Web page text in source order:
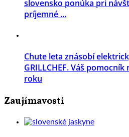
slovensko ponúka pri
príjemné ...
Chute leta znásobí
GRILLCHEF. Váš
roku
Zaujímavosti